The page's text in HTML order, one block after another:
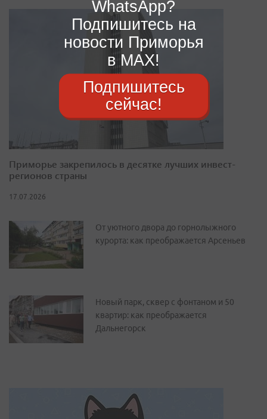
Приморье закрепилось в десятке лучших инвест-
регионов страны
17.07.2026
От уютного двора до горнолыжного
курорта: как преображается Арсеньев
Новый парк, сквер с фонтаном и 50
квартир: как преображается
Дальнегорск
WhatsApp?
Подпишитесь на
новости Приморья
в MAX!
Подпишитесь
сейчас!